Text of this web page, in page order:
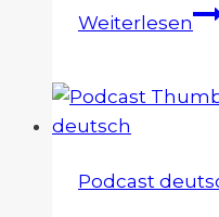
Weiterlesen
Podcast